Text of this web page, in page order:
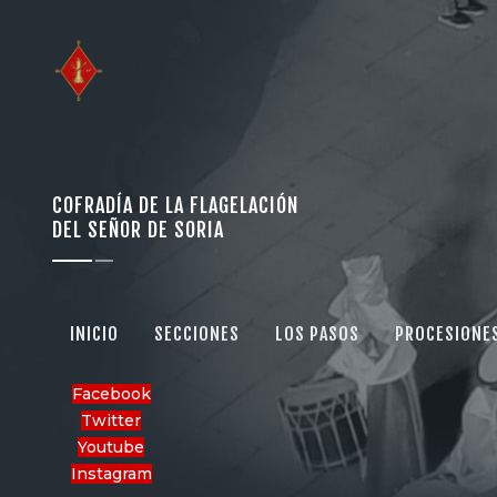
COFRADÍA DE LA FLAGELACIÓN
DEL SEÑOR DE SORIA
INICIO SECCIONES LOS PASOS
Facebook
Twitter
Youtube
Instagram